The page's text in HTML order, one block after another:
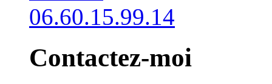
06.60.15.99.14
Contactez-moi